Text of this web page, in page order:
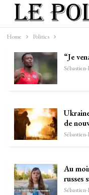
Home Politics
“Je
de
Au
russes